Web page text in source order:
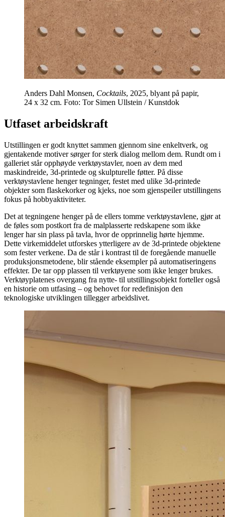
Anders Dahl Monsen, Cocktails, 2025, blyant på papir,
24 x 32 cm. Foto: Tor Simen Ullstein / Kunstdok
Utfaset arbeidskraft
Utstillingen er godt knyttet sammen gjennom sine enkeltverk, og
gjentakende motiver sørger for sterk dialog mellom dem. Rundt om i
galleriet står opphøyde verktøystavler, noen av dem med
maskindreide, 3d-printede og skulpturelle føtter. På disse
verktøystavlene henger tegninger, festet med ulike 3d-printede
objekter som flaskekorker og kjeks, noe som gjenspeiler utstillingens
fokus på hobbyaktiviteter.
Det at tegningene henger på de ellers tomme verktøystavlene, gjør at
de føles som postkort fra de malplasserte redskapene som ikke
lenger har sin plass på tavla, hvor de opprinnelig hørte hjemme.
Dette virkemiddelet utforskes ytterligere av de 3d-printede objektene
som fester verkene. Da de står i kontrast til de foregående manuelle
produksjonsmetodene, blir stående eksempler på automatiseringens
effekter. De tar opp plassen til verktøyene som ikke lenger brukes.
Verktøyplatenes overgang fra nytte- til utstillingsobjekt forteller også
en historie om utfasing – og behovet for redefinisjon den
teknologiske utviklingen tillegger arbeidslivet.